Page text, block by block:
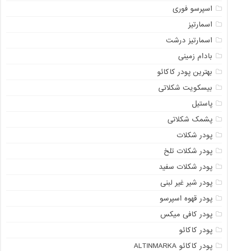
اسپرسو فوری
اسمارتیز
اسمارتیز درشت
بادام زمینی
بهترین پودر کاکائو
بیسکویت شکلاتی
پاستیل
پشمک شکلاتی
پودر شکلات
پودر شکلات تلخ
پودر شکلات سفید
پودر شیر غیر لبنی
پودر قهوه اسپرسو
پودر کافی میکس
پودر کاکائو
پودر کاکائو ALTINMARKA